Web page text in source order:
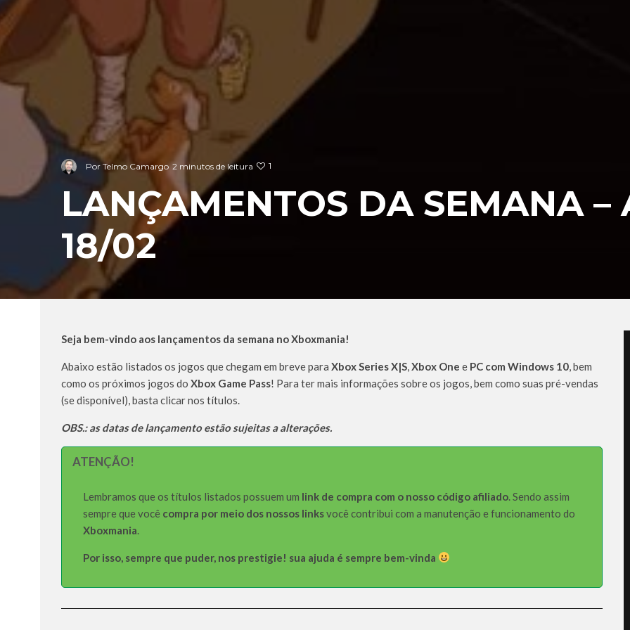
Por Telmo Camargo 2 minutos de leitura 1
LANÇAMENTOS DA SEMANA –
18/02
Seja bem-vindo aos lançamentos da semana no Xboxmania!
Abaixo estão listados os jogos que chegam em breve para Xbox Series X|S,Xbox One e PC com Windows 10, bem
como os próximos jogos do Xbox Game Pass! Para ter mais informações sobre os jogos, bem como suas pré-vendas
(se disponível), basta clicar nos títulos.
OBS.: as datas de lançamento estão sujeitas a alterações.
ATENÇÃO!
Lembramos que os títulos listados possuem um link de compra com o nosso código afiliado. Sendo assim
sempre que você compra por meio dos nossos linksvocê contribui com a manutenção e funcionamento do
Xboxmania.
Por isso, sempre que puder, nos prestigie! sua ajuda é sempre bem-vinda